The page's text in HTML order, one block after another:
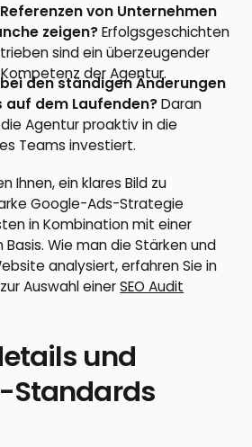
von Unternehmen
zeigen?Erfolgsgeschichten
sind ein überzeugender
der Agentur.
den ständigen Änderungen
auf dem Laufenden?Daran
Agentur proaktiv in die
Teams investiert.
Ihnen, ein klares Bild zu
Google-Ads-Strategie
in Kombination mit einer
Wie man die Stärken und
analysiert, erfahren Sie in
Auswahl einerSEO Audit
und
Standards